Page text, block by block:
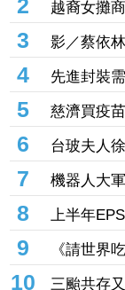
2
越裔女攤
不平：別
3
影／蔡依
異的以為
4
先進封裝
EPS 0.78
5
慈濟買疫
景森點名
6
台玻夫人
曬照反擊
7
機器人大
自動化展
8
上半年
單 奪美系
9
《請世界
遺憾 浩子
10
三颱共存